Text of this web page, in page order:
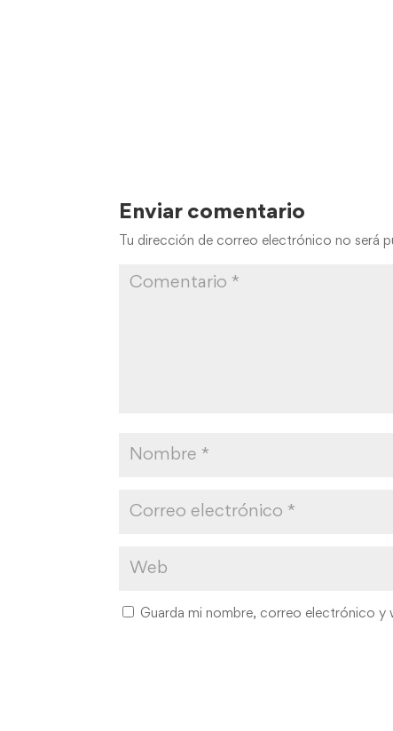
Enviar comentario
Tu dirección de correo electrónico no será
Guarda mi nombre, correo electrónico y